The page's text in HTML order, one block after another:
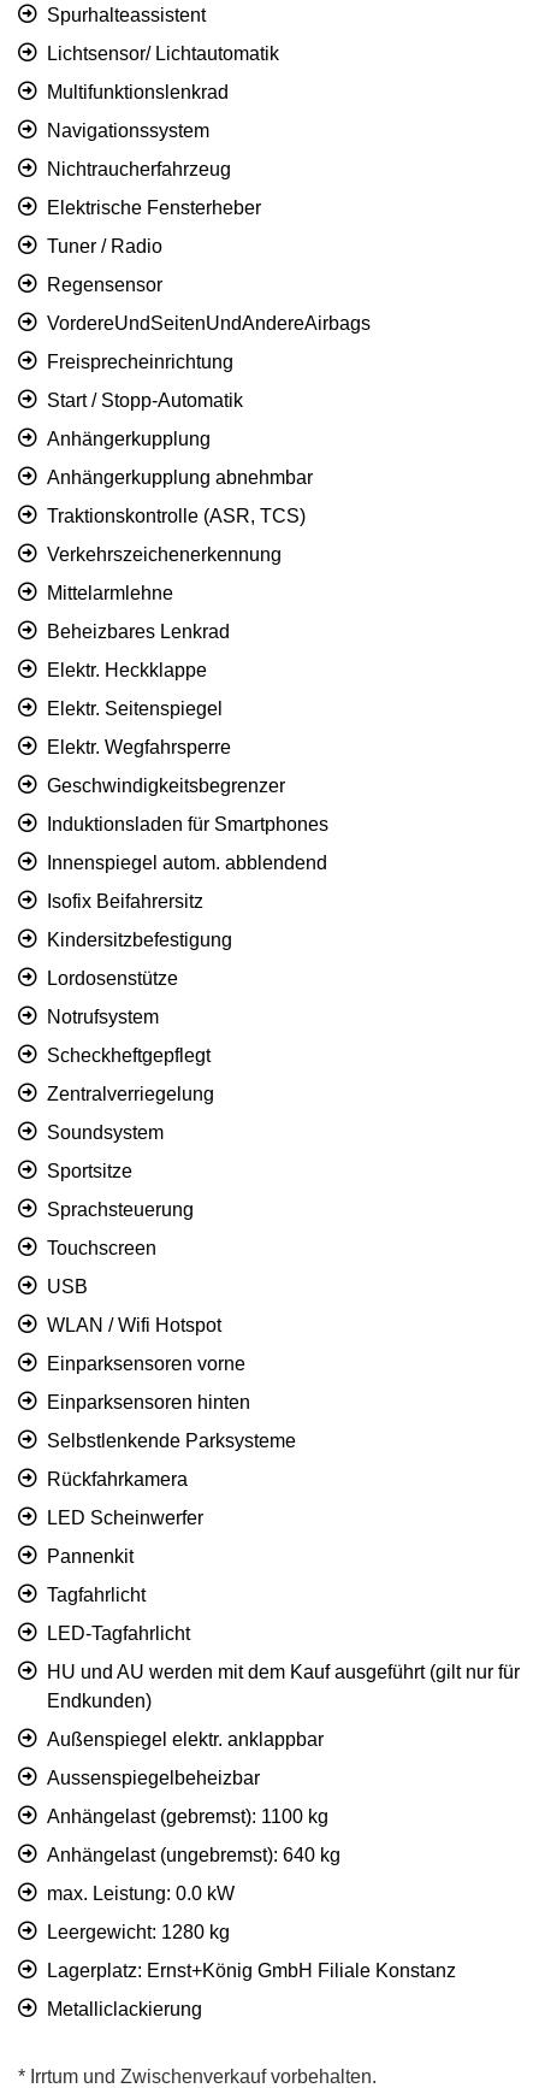
Spurhalteassistent
Lichtsensor/ Lichtautomatik
Multifunktionslenkrad
Navigationssystem
Nichtraucherfahrzeug
Elektrische Fensterheber
Tuner / Radio
Regensensor
VordereUndSeitenUndAndereAirbags
Freisprecheinrichtung
Start / Stopp-Automatik
Anhängerkupplung
Anhängerkupplung abnehmbar
Traktionskontrolle (ASR, TCS)
Verkehrszeichenerkennung
Mittelarmlehne
Beheizbares Lenkrad
Elektr. Heckklappe
Elektr. Seitenspiegel
Elektr. Wegfahrsperre
Geschwindigkeitsbegrenzer
Induktionsladen für Smartphones
Innenspiegel autom. abblendend
Isofix Beifahrersitz
Kindersitzbefestigung
Lordosenstütze
Notrufsystem
Scheckheftgepflegt
Zentralverriegelung
Soundsystem
Sportsitze
Sprachsteuerung
Touchscreen
USB
WLAN / Wifi Hotspot
Einparksensoren vorne
Einparksensoren hinten
Selbstlenkende Parksysteme
Rückfahrkamera
LED Scheinwerfer
Pannenkit
Tagfahrlicht
LED-Tagfahrlicht
HU und AU werden mit dem Kauf ausgeführt (gilt nur für
Endkunden)
Außenspiegel elektr. anklappbar
Aussenspiegelbeheizbar
Anhängelast (gebremst): 1100 kg
Anhängelast (ungebremst): 640 kg
max. Leistung: 0.0 kW
Leergewicht: 1280 kg
Lagerplatz: Ernst+König GmbH Filiale Konstanz
Metalliclackierung
* Irrtum und Zwischenverkauf vorbehalten.